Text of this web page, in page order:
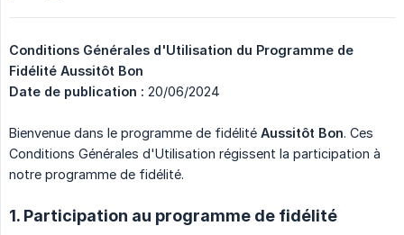
Conditions Générales d'Utilisation du Programme de
Fidélité Aussitôt Bon
Date de publication : 20/06/2024
Bienvenue dans le programme de fidélité Aussitôt Bon. Ces
Conditions Générales d'Utilisation régissent la participation à
notre programme de fidélité.
1. Participation au programme de fidélité